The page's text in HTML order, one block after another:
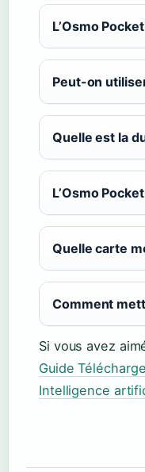
L’Osmo
Peut-on
Quelle est la
L’Osmo
Quelle carte
Comment
Si vous avez
Guide
Intelligence